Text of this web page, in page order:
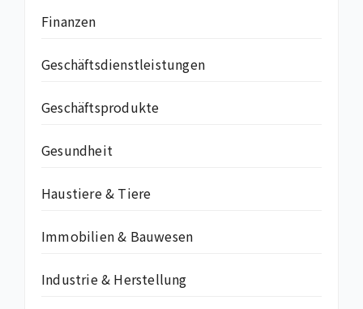
Finanzen
Geschäftsdienstleistungen
Geschäftsprodukte
Gesundheit
Haustiere & Tiere
Immobilien & Bauwesen
Industrie & Herstellung